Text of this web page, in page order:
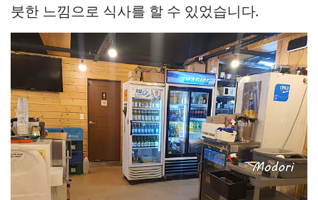
붓한 느낌으로 식사를 할 수 있었습니다.